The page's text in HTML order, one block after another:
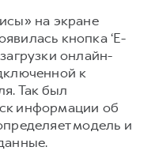
на экране
кнопка ‘E-
онлайн-
к
Так был
информации об
модель и